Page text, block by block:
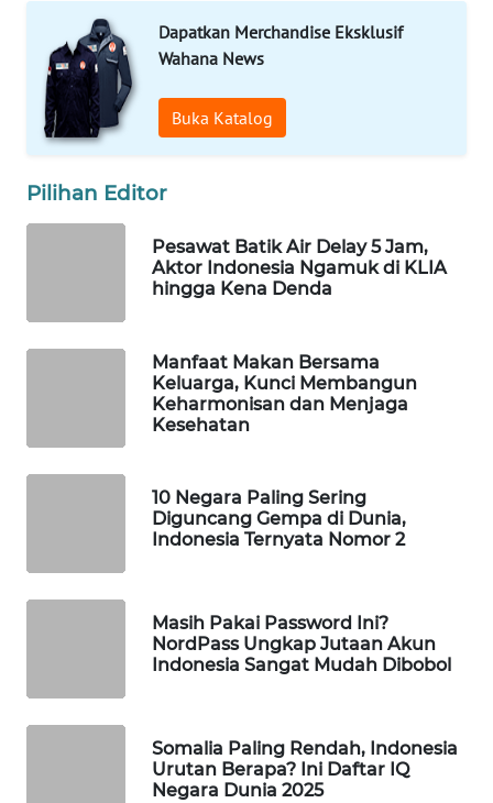
Dapatkan Merchandise Eksklusif
Wahana News
Buka Katalog
Pilihan Editor
Pesawat Batik Air Delay 5 Jam,
Aktor Indonesia Ngamuk di KLIA
hingga Kena Denda
Manfaat Makan Bersama
Keluarga, Kunci Membangun
Keharmonisan dan Menjaga
Kesehatan
10 Negara Paling Sering
Diguncang Gempa di Dunia,
Indonesia Ternyata Nomor 2
Masih Pakai Password Ini?
NordPass Ungkap Jutaan Akun
Indonesia Sangat Mudah Dibobol
Somalia Paling Rendah, Indonesia
Urutan Berapa? Ini Daftar IQ
Negara Dunia 2025
WAHANA
TV
WAHANANEWS
WAHANANEWS
WAHANA
SELEB